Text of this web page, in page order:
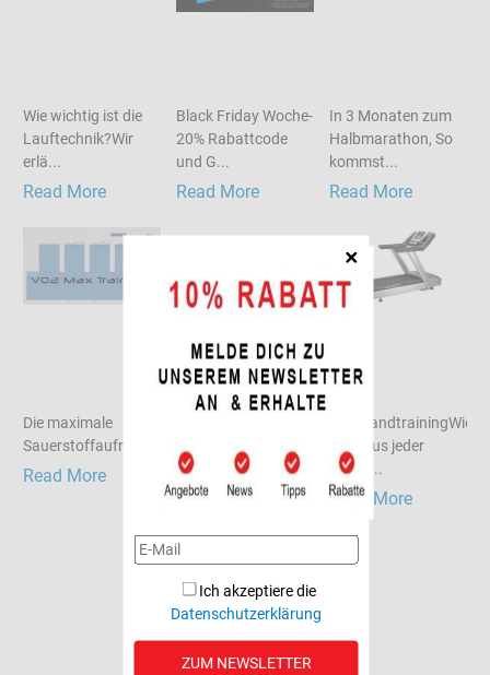
Ich akzeptiere die
Datenschutzerklärung
ZUM NEWSLETTER
Wie wichtig ist die
Lauftechnik?Wir
erlä...
Read More
Black Friday Woche-
20% Rabattcode
und G...
Read More
In 3 Monaten zum
Halbmarathon, So
kommst...
Read More
Die maximale
SauerstoffaufnahmeGrundlage...
Read More
Trainingsbereiche...
Read More
LaufbandtrainingWie
man aus jeder
Einhei...
Read More